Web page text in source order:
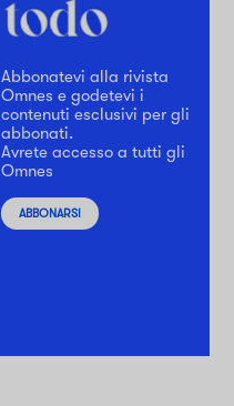
Abbonatevi alla rivista
Omnes e godetevi i
contenuti esclusivi per gli
abbonati.
Avrete accesso a tutti gli
Omnes
ABBONARSI